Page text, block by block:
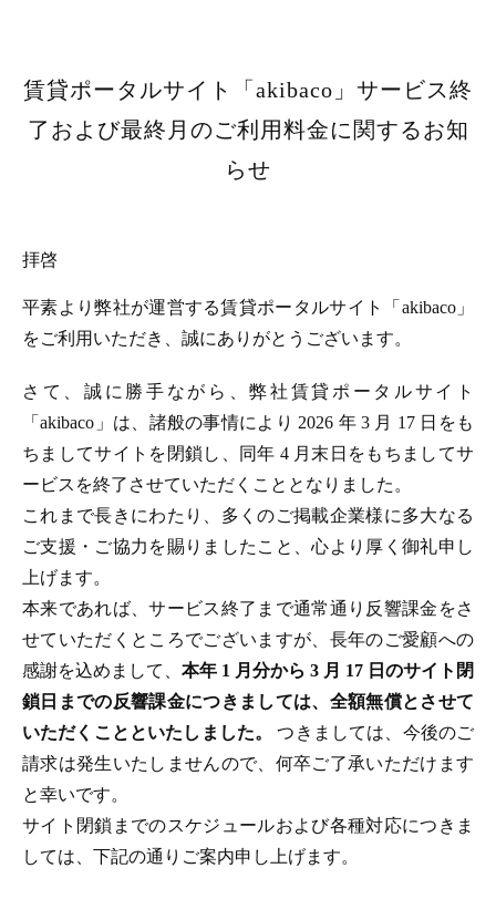
賃貸ポータルサイト「akibaco」サービス終
了および最終月のご利用料金に関するお知
らせ
拝啓
平素より弊社が運営する賃貸ポータルサイト「akibaco」
をご利用いただき、誠にありがとうございます。
さて、誠に勝手ながら、弊社賃貸ポータルサイト
「akibaco」は、諸般の事情により 2026 年 3 月 17 日をも
ちましてサイトを閉鎖し、同年 4 月末日をもちましてサ
ービスを終了させていただくこととなりました。
これまで長きにわたり、多くのご掲載企業様に多大なる
ご支援・ご協力を賜りましたこと、心より厚く御礼申し
上げます。
本来であれば、サービス終了まで通常通り反響課金をさ
せていただくところでございますが、長年のご愛顧への
感謝を込めまして、 本年 1 月分から 3 月 17 日のサイト閉
鎖日までの反響課金につきましては、全額無償とさせて
いただくことといたしました。つきましては、今後のご
請求は発生いたしませんので、何卒ご了承いただけます
と幸いです。
サイト閉鎖までのスケジュールおよび各種対応につきま
しては、下記の通りご案内申し上げます。